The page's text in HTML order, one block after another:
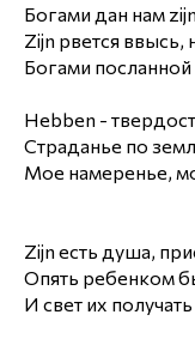
Богами дан нам
Zijn рвется
Богами посланной
Hebben -
Страданье по
Мое намеренье,
Zijn есть душа,
Опять ребенком
И свет их